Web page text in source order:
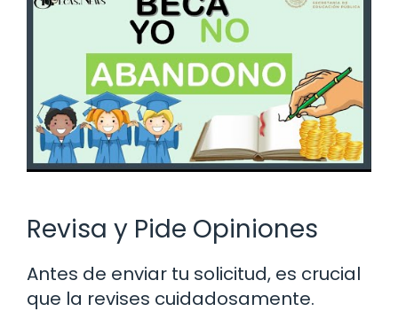
Revisa y Pide Opiniones
Antes de enviar tu solicitud, es crucial
que la revises cuidadosamente.